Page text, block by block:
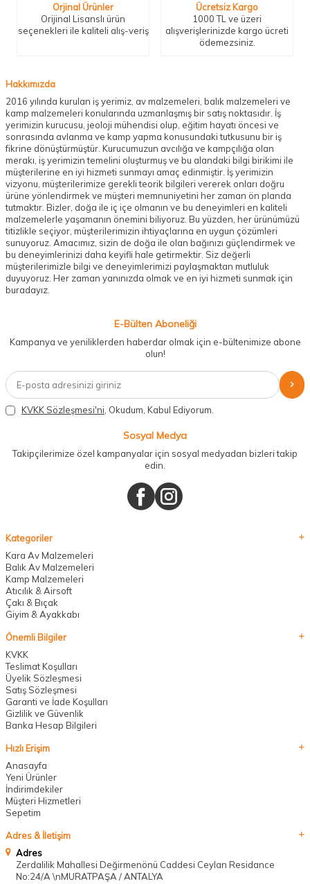
Orjinal Ürünler
Orijinal Lisanslı ürün
seçenekleri ile kaliteli alış-veriş
Ücretsiz Kargo
1000 TL ve üzeri
alışverişlerinizde kargo ücreti
ödemezsiniz.
Hakkımızda
2016 yılında kurulan iş yerimiz, av malzemeleri, balık malzemeleri ve
kamp malzemeleri konularında uzmanlaşmış bir satış noktasıdır. İş
yerimizin kurucusu, jeoloji mühendisi olup, eğitim hayatı öncesi ve
sonrasında avlanma ve kamp yapma konusundaki tutkusunu bir iş
fikrine dönüştürmüştür. Kurucumuzun avcılığa ve kampçılığa olan
merakı, iş yerimizin temelini oluşturmuş ve bu alandaki bilgi birikimi ile
müşterilerine en iyi hizmeti sunmayı amaç edinmiştir. İş yerimizin
vizyonu, müşterilerimize gerekli teorik bilgileri vererek onları doğru
ürüne yönlendirmek ve müşteri memnuniyetini her zaman ön planda
tutmaktır. Bizler, doğa ile iç içe olmanın ve bu deneyimleri en kaliteli
malzemelerle yaşamanın önemini biliyoruz. Bu yüzden, her ürünümüzü
titizlikle seçiyor, müşterilerimizin ihtiyaçlarına en uygun çözümleri
sunuyoruz. Amacımız, sizin de doğa ile olan bağınızı güçlendirmek ve
bu deneyimlerinizi daha keyifli hale getirmektir. Siz değerli
müşterilerimizle bilgi ve deneyimlerimizi paylaşmaktan mutluluk
duyuyoruz. Her zaman yanınızda olmak ve en iyi hizmeti sunmak için
buradayız.
E-Bülten Aboneliği
Kampanya ve yeniliklerden haberdar olmak için e-bültenimize abone
olun!
KVKK Sözleşmesi'ni , Okudum, Kabul Ediyorum.
Sosyal Medya
Takipçilerimize özel kampanyalar için sosyal medyadan bizleri takip
edin.
Kategoriler
Kara Av Malzemeleri
Balık Av Malzemeleri
Kamp Malzemeleri
Atıcılık & Airsoft
Çakı & Bıçak
Giyim & Ayakkabı
Önemli Bilgiler
KVKK
Teslimat Koşulları
Üyelik Sözleşmesi
Satış Sözleşmesi
Garanti ve İade Koşulları
Gizlilik ve Güvenlik
Banka Hesap Bilgileri
Hızlı Erişim
Anasayfa
Yeni Ürünler
İndirimdekiler
Müşteri Hizmetleri
Sepetim
Adres & İletişim
Adres
Zerdalilik Mahallesi Değirmenönü Caddesi Ceylan Residance
No:24/A \nMURATPAŞA / ANTALYA